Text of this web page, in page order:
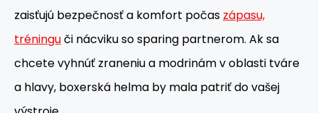
zaisťujú bezpečnosť a komfort počas zápasu,
tréninguči nácviku so sparing partnerom. Ak sa
chcete vyhnúť zraneniu a modrinám v oblasti tváre
a hlavy, boxerská helma by mala patriť do vašej